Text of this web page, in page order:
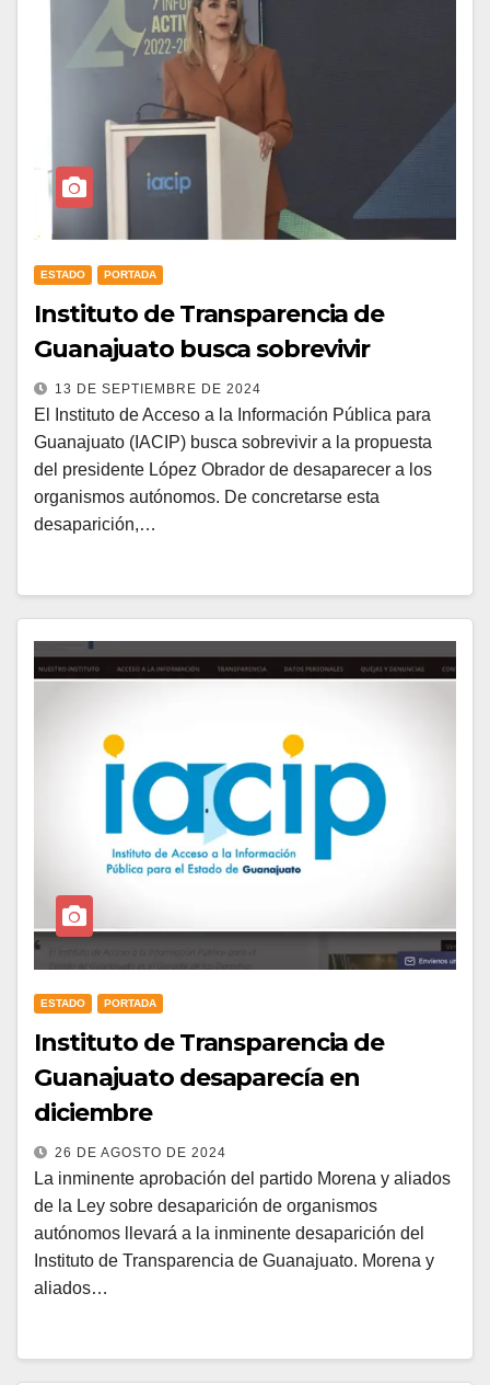
ESTADO PORTADA
Instituto de Transparencia de
Guanajuato busca sobrevivir
13 DE SEPTIEMBRE DE 2024
El Instituto de Acceso a la Información Pública para
Guanajuato (IACIP) busca sobrevivir a la propuesta
del presidente López Obrador de desaparecer a los
organismos autónomos. De concretarse esta
desaparición,…
ESTADO PORTADA
Instituto de Transparencia de
Guanajuato desaparecía en
diciembre
26 DE AGOSTO DE 2024
La inminente aprobación del partido Morena y aliados
de la Ley sobre desaparición de organismos
autónomos llevará a la inminente desaparición del
Instituto de Transparencia de Guanajuato. Morena y
aliados…